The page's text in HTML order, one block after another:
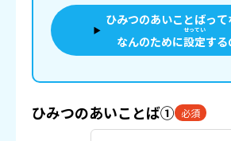
ひみつのあいことばって
なんのために設定
せってい
する
ひみつのあいことば① 必須